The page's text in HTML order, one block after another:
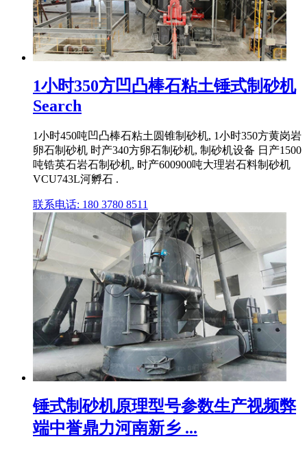
1小时350方凹凸棒石粘土锤式制砂机
Search
1小时450吨凹凸棒石粘土圆锥制砂机, 1小时350方黄岗岩
卵石制砂机 时产340方卵石制砂机, 制砂机设备 日产1500
吨锆英石岩石制砂机, 时产600900吨大理岩石料制砂机
VCU743L河孵石 .
联系电话: 180 3780 8511
锤式制砂机原理型号参数生产视频弊
端中誉鼎力河南新乡 ...